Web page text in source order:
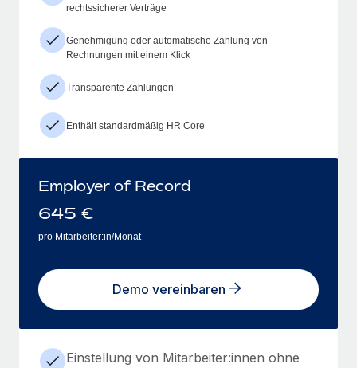
rechtssicherer Verträge
Genehmigung oder automatische Zahlung von
Rechnungen mit einem Klick
Transparente Zahlungen
Enthält standardmäßig HR Core
Employer of Record
645 €
pro Mitarbeiter:in/Monat
Demo vereinbaren
Einstellung von Mitarbeiter:innen ohne